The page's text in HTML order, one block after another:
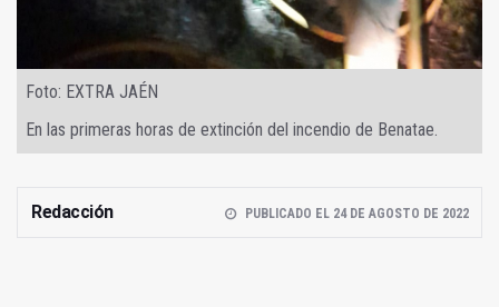
Foto: EXTRA JAÉN
En las primeras horas de extinción del incendio de Benatae.
Redacción PUBLICADO EL 24 DE AGOSTO DE 2022